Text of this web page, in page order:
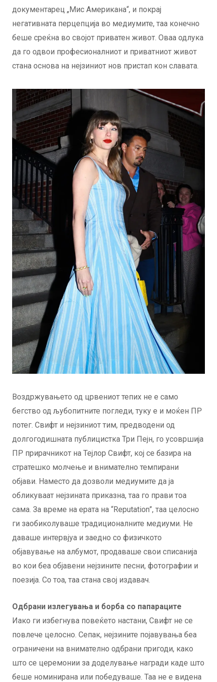
документарец „Мис Американа“, и покрај
негативната перцепција во медиумите, таа конечно
беше среќна во својот приватен живот. Оваа одлука
да го одвои професионалниот и приватниот живот
стана основа на нејзиниот нов пристап кон славата.
Воздржувањето од црвениот тепих не е само
бегство од љубопитните погледи, туку е и моќен ПР
потег. Свифт и нејзиниот тим, предводени од
долгогодишната публицистка Три Пејн, го усовршија
ПР прирачникот на Тејлор Свифт, кој се базира на
стратешко молчење и внимателно темпирани
објави. Наместо да дозволи медиумите да ја
обликуваат нејзината приказна, таа го прави тоа
сама. За време на ерата на “Reputation”, таа целосно
ги заобиколуваше традиционалните медиуми. Не
даваше интервјуа и заедно со физичкото
објавување на албумот, продаваше свои списанија
во кои беа објавени нејзините песни, фотографии и
поезија. Со тоа, таа стана свој издавач.
Одбрани излегувања и борба со папараците
Иако ги избегнува повеќето настани, Свифт не се
повлече целосно. Сепак, нејзините појавувања беа
ограничени на внимателно одбрани пригоди, како
што се церемонии за доделување награди каде што
беше номинирана или победуваше. Таа не е видена